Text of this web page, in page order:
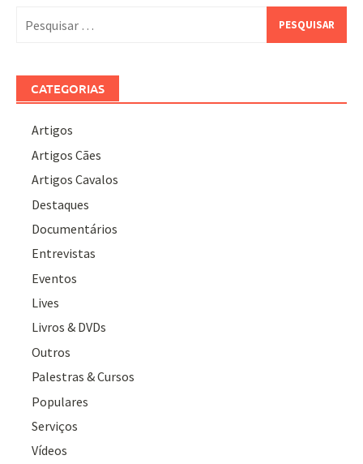
por:
CATEGORIAS
Artigos
Artigos Cães
Artigos Cavalos
Destaques
Documentários
Entrevistas
Eventos
Lives
Livros & DVDs
Outros
Palestras & Cursos
Populares
Serviços
Vídeos